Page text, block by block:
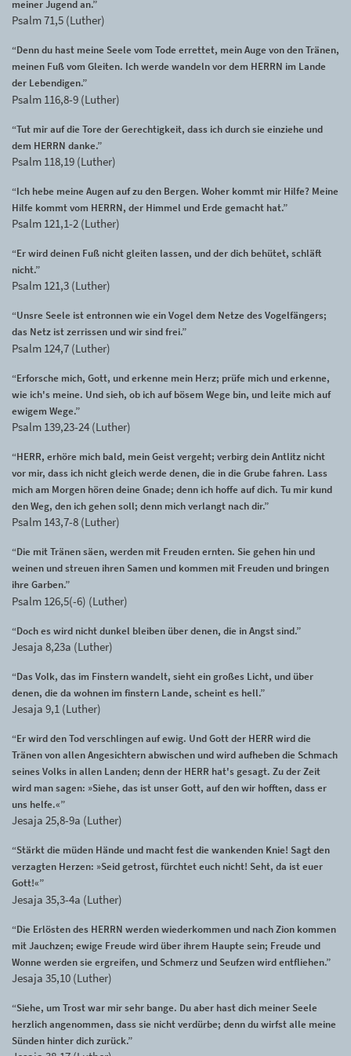
meiner Jugend an.”
Psalm 71,5 (Luther)
“Denn du hast meine Seele vom Tode errettet, mein Auge von den Tränen,
meinen Fuß vom Gleiten. Ich werde wandeln vor dem HERRN im Lande
der Lebendigen.”
Psalm 116,8-9 (Luther)
“Tut mir auf die Tore der Gerechtigkeit, dass ich durch sie einziehe und
dem HERRN danke.”
Psalm 118,19 (Luther)
“Ich hebe meine Augen auf zu den Bergen. Woher kommt mir Hilfe? Meine
Hilfe kommt vom HERRN, der Himmel und Erde gemacht hat.”
Psalm 121,1-2 (Luther)
“Er wird deinen Fuß nicht gleiten lassen, und der dich behütet, schläft
nicht.”
Psalm 121,3 (Luther)
“Unsre Seele ist entronnen wie ein Vogel dem Netze des Vogelfängers;
das Netz ist zerrissen und wir sind frei.”
Psalm 124,7 (Luther)
“Erforsche mich, Gott, und erkenne mein Herz; prüfe mich und erkenne,
wie ich's meine. Und sieh, ob ich auf bösem Wege bin, und leite mich auf
ewigem Wege.”
Psalm 139,23-24 (Luther)
“HERR, erhöre mich bald, mein Geist vergeht; verbirg dein Antlitz nicht
vor mir, dass ich nicht gleich werde denen, die in die Grube fahren. Lass
mich am Morgen hören deine Gnade; denn ich hoffe auf dich. Tu mir kund
den Weg, den ich gehen soll; denn mich verlangt nach dir.”
Psalm 143,7-8 (Luther)
“Die mit Tränen säen, werden mit Freuden ernten. Sie gehen hin und
weinen und streuen ihren Samen und kommen mit Freuden und bringen
ihre Garben.”
Psalm 126,5(-6) (Luther)
“Doch es wird nicht dunkel bleiben über denen, die in Angst sind.”
Jesaja 8,23a (Luther)
“Das Volk, das im Finstern wandelt, sieht ein großes Licht, und über
denen, die da wohnen im finstern Lande, scheint es hell.”
Jesaja 9,1 (Luther)
“Er wird den Tod verschlingen auf ewig. Und Gott der HERR wird die
Tränen von allen Angesichtern abwischen und wird aufheben die Schmach
seines Volks in allen Landen; denn der HERR hat's gesagt. Zu der Zeit
wird man sagen: »Siehe, das ist unser Gott, auf den wir hofften, dass er
uns helfe.«”
Jesaja 25,8-9a (Luther)
“Stärkt die müden Hände und macht fest die wankenden Knie! Sagt den
verzagten Herzen: »Seid getrost, fürchtet euch nicht! Seht, da ist euer
Gott!«”
Jesaja 35,3-4a (Luther)
“Die Erlösten des HERRN werden wiederkommen und nach Zion kommen
mit Jauchzen; ewige Freude wird über ihrem Haupte sein; Freude und
Wonne werden sie ergreifen, und Schmerz und Seufzen wird entfliehen.”
Jesaja 35,10 (Luther)
“Siehe, um Trost war mir sehr bange. Du aber hast dich meiner Seele
herzlich angenommen, dass sie nicht verdürbe; denn du wirfst alle meine
Sünden hinter dich zurück.”